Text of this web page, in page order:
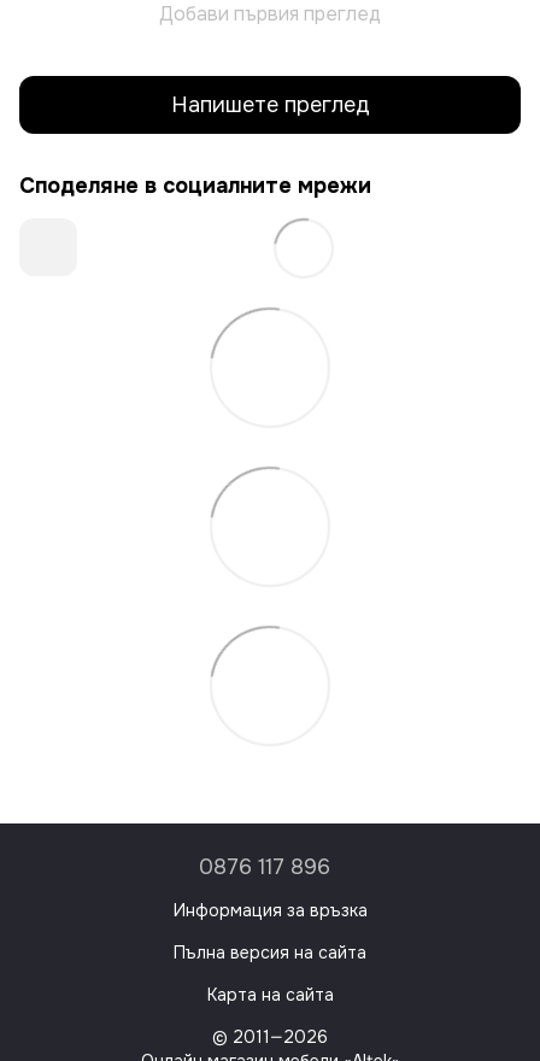
Добави първия преглед
Напишете преглед
Споделяне в социалните мрежи
0876 117 896
Информация за връзка
Пълна версия на сайта
Карта на сайта
© 2011—2026